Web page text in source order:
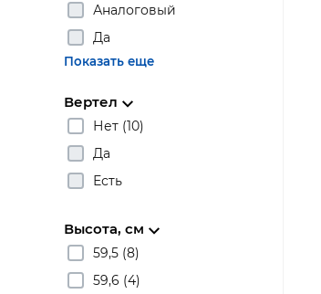
Аналоговый
Да
Показать еще
Вертел
Нет (10)
Да
Есть
Высота, см
59,5 (8)
59,6 (4)